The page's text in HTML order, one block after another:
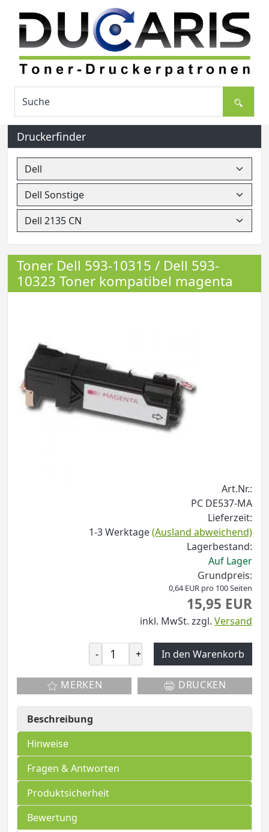
Druckerfinder
Toner Dell 593-10315 / Dell 593-
10323 Toner kompatibel magenta
Art.Nr.:
PC DE537-MA
Lieferzeit:
1-3 Werktage(Ausland abweichend)
Lagerbestand:
Auf Lager
Grundpreis:
0,64 EUR pro 100 Seiten
15,95 EUR
inkl. MwSt. zzgl. Versand
- + In den Warenkorb
MERKEN DRUCKEN
Beschreibung
Hinweise
Fragen & Antworten
Produktsicherheit
Bewertung